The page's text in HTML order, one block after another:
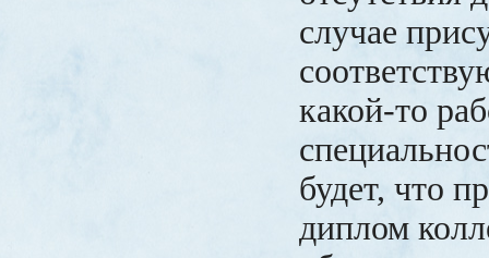
случае
какой-то
будет, что
диплом